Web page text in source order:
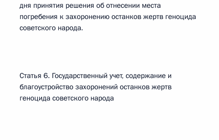
дня принятия решения об отнесении места
погребения к захоронению останков жертв геноцида
советского народа.
Статья 6. Государственный учет, содержание и
благоустройство захоронений останков жертв
геноцида советского народа